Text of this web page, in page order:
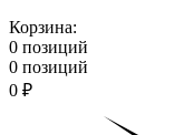
Корзина:
0 позиций
0 позиций
0 ₽